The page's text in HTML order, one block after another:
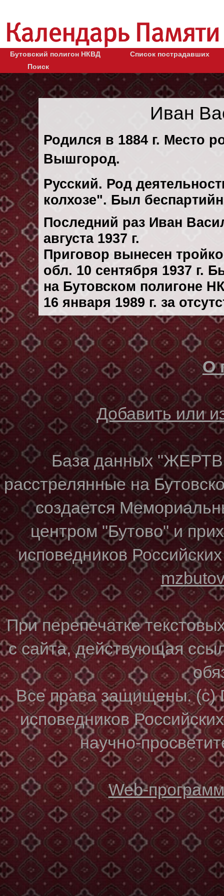
Бутовский полигон НКВД
Список пострадавших
Поиск
Иван
Родился в 1884 г. Место
Вышгород.
Русский. Род
колхозе". Был
Последний раз Иван
августа 1937 г.
Приговор вынесен
обл. 10 сентября 1937 г.
на Бутовском полигоне
16 января 1989 г. за
О
Добавить или
База данных
расстрелянные на
создается
центром "Бутово" и
исповедников
При перепечатке
с сайта, действующая
Все права защищены. (с)
исповедников
научно-
Web-